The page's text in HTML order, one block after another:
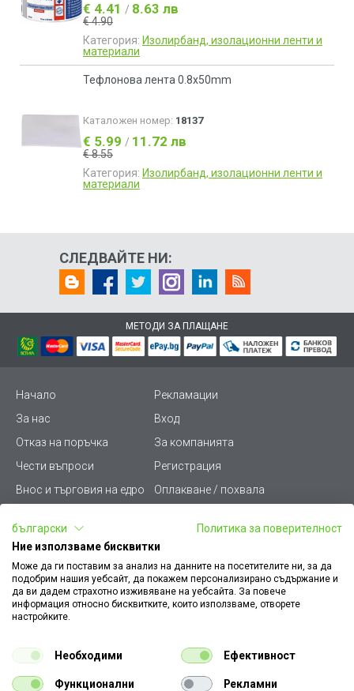
€ 4.41 / 8.63 лв
€ 4.90
Категория: Изолирбанд, изолационни ленти и
материали
Тефлонова лента 0.8x50mm
Каталожен номер: 18137
€ 5.99 / 11.72 лв
€ 8.55
Категория: Изолирбанд, изолационни ленти и
материали
СЛЕДВАЙТЕ НИ:
МЕТОДИ ЗА ПЛАЩАНЕ
Начало
Рекламации
За нас
Вход
Отказ на поръчка
За компанията
Чести въпроси
Регистрация
Внос и търговия на едро
Оплакване / похвала
Условия за ползване
Стани дистрибутор
Карта на сайта
Кариери
Как да намеря документ
към поръчка
Платформа за AРС
Конфигуратор за ел.
ключове и контакти
български
Политика за поверителност
Ние използваме бисквитки
Може да ги поставим за анализ на данните на посетителите ни, за да
подобрим нашия уебсайт, да покажем персонализирано съдържание и
да ви дадем страхотно изживяване на уебсайта. За повече
информация относно бисквитките, които използваме, отворете
настройките.
Необходими Ефективност
Функционални Рекламни